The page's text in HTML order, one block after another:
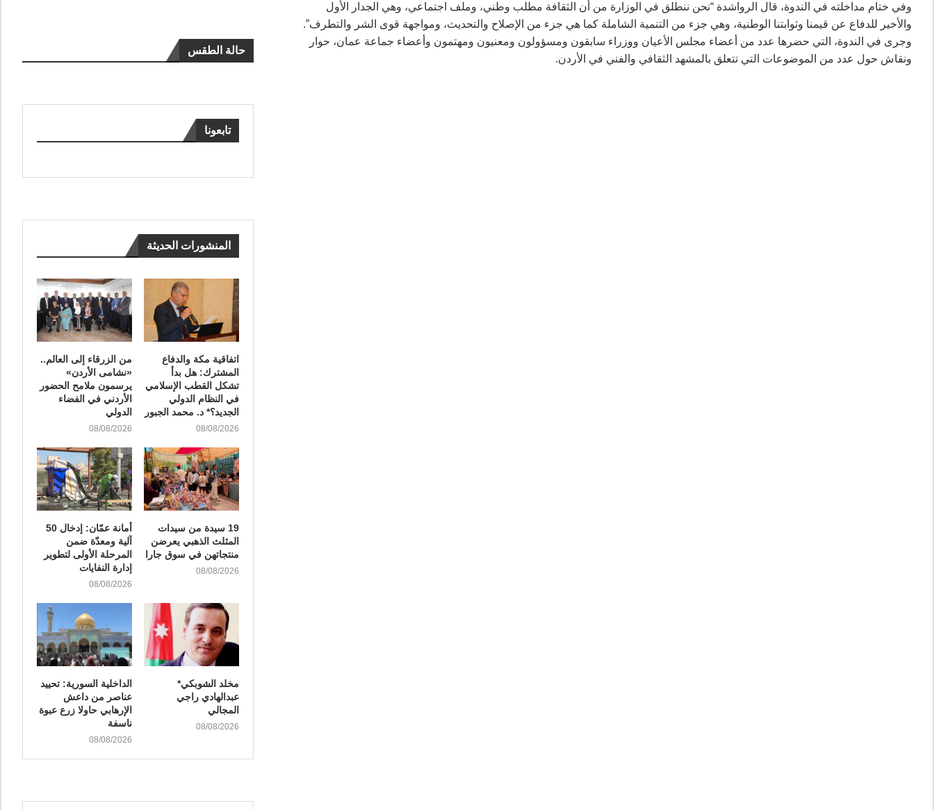
وفي ختام مداخلته في الندوة، قال الرواشدة “نحن ننطلق في الوزارة من أن الثقافة مطلب وطني، وملف اجتماعي، وهي الجدار الأول
والأخير للدفاع عن قيمنا وثوابتنا الوطنية، وهي جزء من التنمية الشاملة كما هي جزء من الإصلاح والتحديث، ومواجهة قوى الشر والتطرف”.
وجرى في الندوة، التي حضرها عدد من أعضاء مجلس الأعيان ووزراء سابقون ومسؤولون ومعنيون ومهتمون وأعضاء جماعة عمان، حوار
ونقاش حول عدد من الموضوعات التي تتعلق بالمشهد الثقافي والفني في الأردن.
حالة الطقس
تابعونا
المنشورات الحديثة
اتفاقية مكة والدفاع
المشترك: هل بدأ
تشكل القطب الإسلامي
في النظام الدولي
الجديد؟* د. محمد الجبور
08/08/2026
من الزرقاء إلى العالم..
«نشامى الأردن»
يرسمون ملامح الحضور
الأردني في الفضاء
الدولي
08/08/2026
19 سيدة من سيدات
المثلث الذهبي يعرضن
منتجاتهن في سوق جارا
08/08/2026
أمانة عمّان: إدخال 50
آلية ومعدّة ضمن
المرحلة الأولى لتطوير
إدارة النفايات
08/08/2026
مخلد الشوبكي*
عبدالهادي راجي
المجالي
08/08/2026
الداخلية السورية: تحييد
عناصر من داعش
الإرهابي حاولا زرع عبوة
ناسفة
08/08/2026